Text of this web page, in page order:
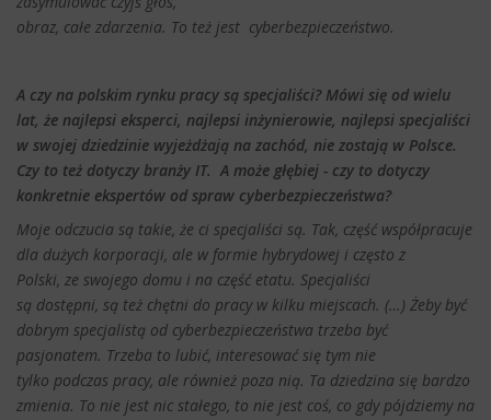
obraz, całe zdarzenia. To też jest cyberbezpieczeństwo.
A czy na polskim rynku pracy są specjaliści? Mówi się od wielu
lat, że najlepsi eksperci, najlepsi inżynierowie, najlepsi specjaliści
w swojej dziedzinie wyjeżdżają na zachód, nie zostają w Polsce.
Czy to też dotyczy branży IT. A może głębiej - czy to dotyczy
konkretnie ekspertów od spraw cyberbezpieczeństwa?
Moje odczucia są takie, że ci specjaliści są. Tak, część współpracuje
dla dużych korporacji, ale w formie hybrydowej i często z
Polski, ze swojego domu i na część etatu. Specjaliści
są dostępni, są też chętni do pracy w kilku miejscach. (…) Żeby być
dobrym specjalistą od cyberbezpieczeństwa trzeba być
pasjonatem. Trzeba to lubić, interesować się tym nie
tylko podczas pracy, ale również poza nią. Ta dziedzina się bardzo
zmienia. To nie jest nic stałego, to nie jest coś, co gdy pójdziemy na